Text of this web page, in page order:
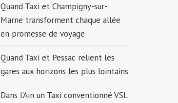
Quand Taxi et Champigny-sur-
Marne transforment chaque allée
en promesse de voyage
Quand Taxi et Pessac relient les
gares aux horizons les plus lointains
Dans l’Ain un Taxi conventionné VSL